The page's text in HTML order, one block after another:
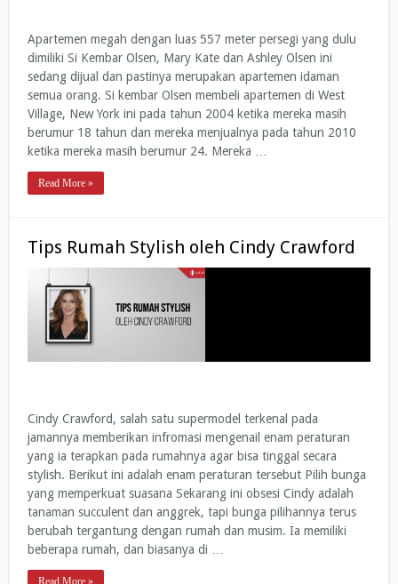
Apartemen megah dengan luas 557 meter persegi yang dulu
dimiliki Si Kembar Olsen, Mary Kate dan Ashley Olsen ini
sedang dijual dan pastinya merupakan apartemen idaman
semua orang. Si kembar Olsen membeli apartemen di West
Village, New York ini pada tahun 2004 ketika mereka masih
berumur 18 tahun dan mereka menjualnya pada tahun 2010
ketika mereka masih berumur 24. Mereka …
Read More »
Tips Rumah Stylish oleh Cindy Crawford
Cindy Crawford, salah satu supermodel terkenal pada
jamannya memberikan infromasi mengenail enam peraturan
yang ia terapkan pada rumahnya agar bisa tinggal secara
stylish. Berikut ini adalah enam peraturan tersebut Pilih bunga
yang memperkuat suasana Sekarang ini obsesi Cindy adalah
tanaman succulent dan anggrek, tapi bunga pilihannya terus
berubah tergantung dengan rumah dan musim. Ia memiliki
beberapa rumah, dan biasanya di …
Read More »